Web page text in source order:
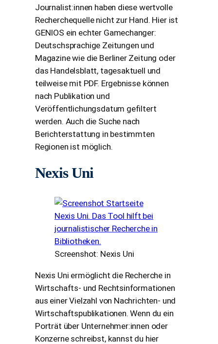
Journalist:innen haben diese wertvolle
Recherchequelle nicht zur Hand. Hier ist
GENIOS ein echter Gamechanger:
Deutschsprachige Zeitungen und
Magazine wie die Berliner Zeitung oder
das Handelsblatt, tagesaktuell und
teilweise mit PDF. Ergebnisse können
nach Publikation und
Veröffentlichungsdatum gefiltert
werden. Auch die Suche nach
Berichterstattung in bestimmten
Regionen ist möglich.
Nexis Uni
Screenshot: Nexis Uni
Nexis Uni ermöglicht die Recherche in
Wirtschafts- und Rechtsinformationen
aus einer Vielzahl von Nachrichten- und
Wirtschaftspublikationen. Wenn du ein
Porträt über Unternehmer:innen oder
Konzerne schreibst, kannst du hier